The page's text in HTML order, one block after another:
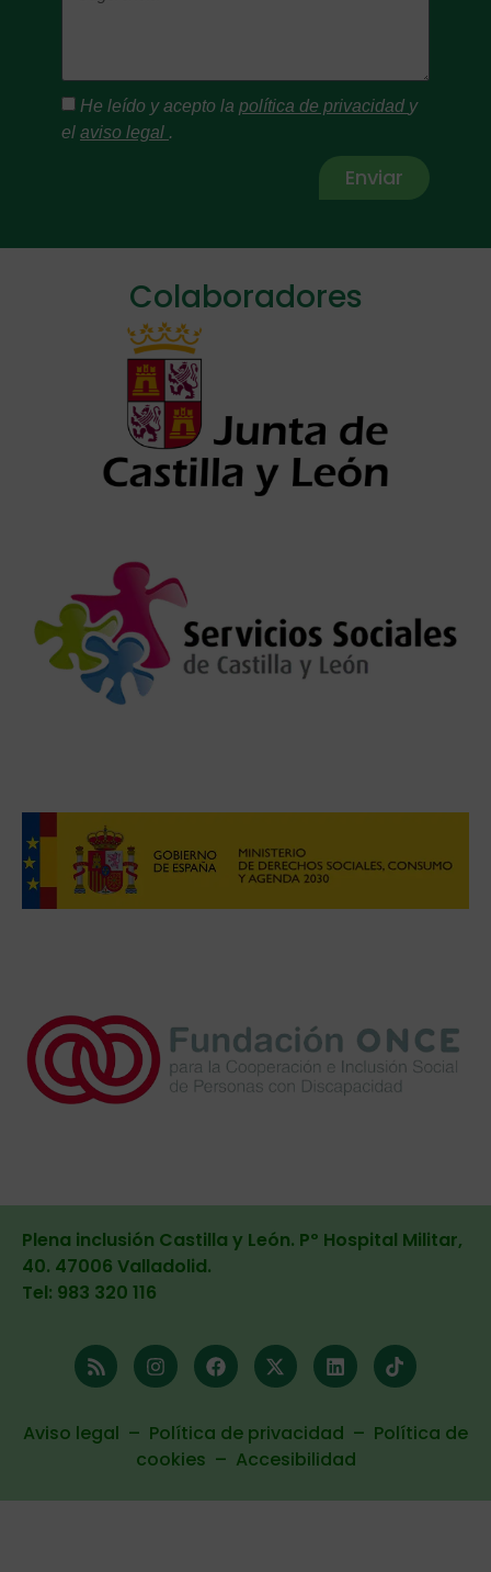
He leído y acepto la política de privacidad y
el aviso legal
Enviar
Colaboradores
Plena inclusión Castilla y León. Pº Hospital Militar,
40. 47006 Valladolid.
Tel: 983 320 116
Aviso legal – Política de privacidad – Política de
cookies – Accesibilidad